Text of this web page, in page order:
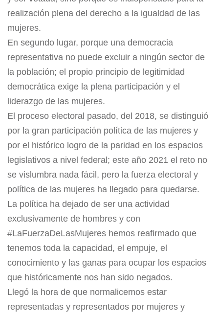
realización plena del derecho a la igualdad de las
mujeres.
En segundo lugar, porque una democracia
representativa no puede excluir a ningún sector de
la población; el propio principio de legitimidad
democrática exige la plena participación y el
liderazgo de las mujeres.
El proceso electoral pasado, del 2018, se distinguió
por la gran participación política de las mujeres y
por el histórico logro de la paridad en los espacios
legislativos a nivel federal; este año 2021 el reto no
se vislumbra nada fácil, pero la fuerza electoral y
política de las mujeres ha llegado para quedarse.
La política ha dejado de ser una actividad
exclusivamente de hombres y con
#LaFuerzaDeLasMujeres hemos reafirmado que
tenemos toda la capacidad, el empuje, el
conocimiento y las ganas para ocupar los espacios
que históricamente nos han sido negados.
Llegó la hora de que normalicemos estar
representadas y representados por mujeres y